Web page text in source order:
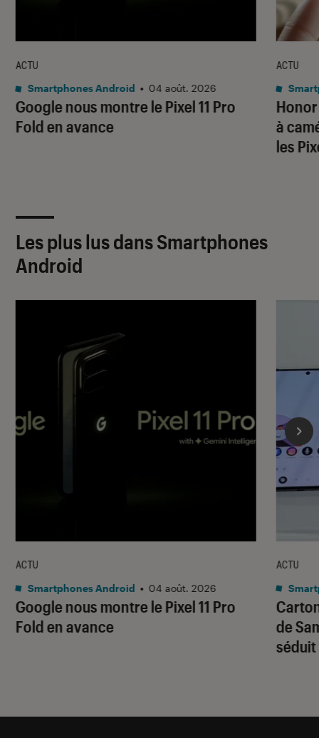
Google nous montre le Pixel 11 Pro
Fold en avance
ACTU
Smartphones Android • 04 août. 2026
à
les
ACTU
Les plus lus dans Smartphones
Android
Google nous montre le Pixel 11 Pro
Fold en avance
ACTU
Smartphones Android • 04 août. 2026
de
ACTU